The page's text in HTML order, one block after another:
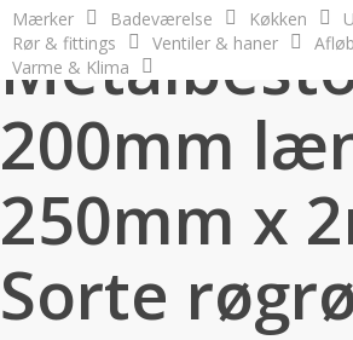
Mærker
Badeværelse Køkken
Rør & fittings
Ventiler & haner
Varme & Klima
200mm
250mm x
Sorte